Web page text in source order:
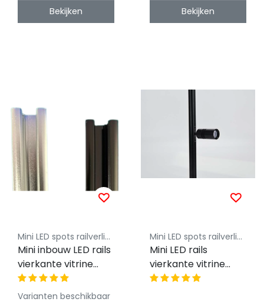
Bekijken Bekijken
Mini LED spots railverlichting - Luksus
Mini inbouw LED rails
vierkante vitrine
trackrail - MD3
ZWART INBOUW
Varianten beschikbaar
Mini LED spots railverlichting - Luksus
Mini LED rails
vierkante vitrine
trackrail - MD3